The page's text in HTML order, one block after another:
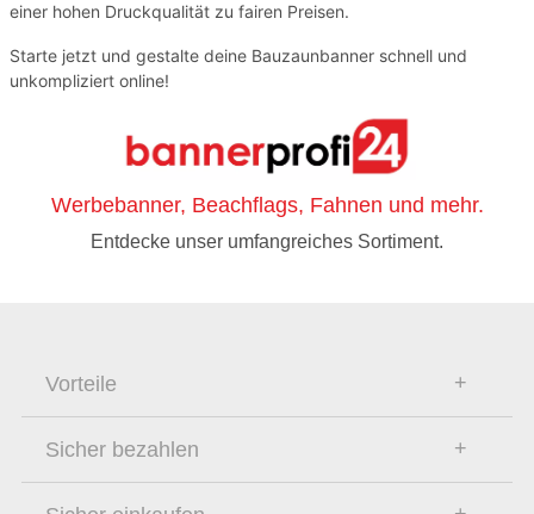
einer hohen Druckqualität zu fairen Preisen.
Starte jetzt und gestalte deine Bauzaunbanner schnell und
unkompliziert online!
Werbebanner, Beachflags, Fahnen und mehr.
Entdecke unser umfangreiches Sortiment.
Vorteile
Sicher bezahlen